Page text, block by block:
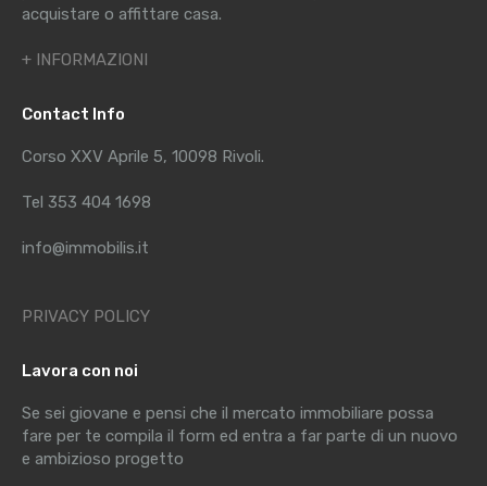
acquistare o affittare casa.
+ INFORMAZIONI
Contact Info
Corso XXV Aprile 5, 10098 Rivoli.
Tel 353 404 1698
info@immobilis.it
PRIVACY POLICY
Lavora con noi
Se sei giovane e pensi che il mercato immobiliare possa
fare per te compila il form ed entra a far parte di un nuovo
e ambizioso progetto